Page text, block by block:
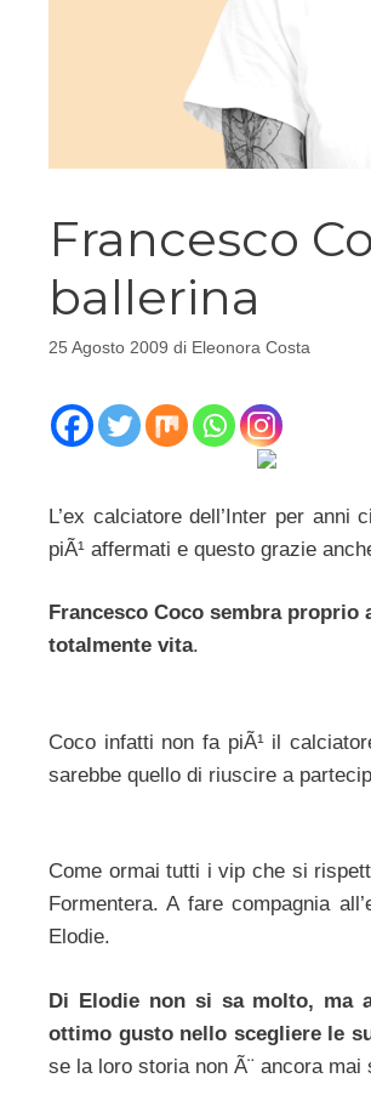
Francesco
ballerina
25 Agosto 2009 di Eleonora Costa
L’ex calciatore dell’Inter per
piÃ¹ affermati e questo grazie
Francesco Coco sembra
totalmente vita.
Coco infatti non fa piÃ¹ il
sarebbe quello di riuscire a
Come ormai tutti i vip che si
Formentera. A fare compagnia
Elodie.
Di Elodie non si sa molto, ma
ottimo gusto nello scegliere le
se la loro storia non Ã¨ ancora